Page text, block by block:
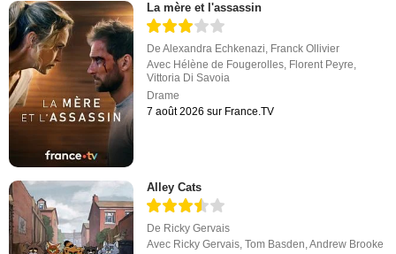
La mère et l'assassin
DeAlexandra Echkenazi, Franck Ollivier
Avec Hélène de Fougerolles, Florent Peyre,
Vittoria Di Savoia
Drame
7 août 2026 sur France.TV
Alley Cats
De Ricky Gervais
Avec Ricky Gervais,Tom Basden,Andrew Brooke